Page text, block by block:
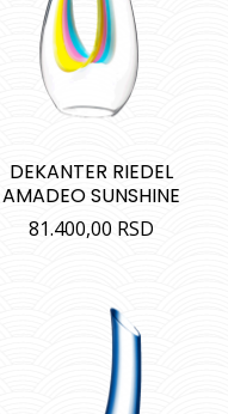
DEKANTER RIEDEL
AMADEO SUNSHINE
81.400,00 RSD